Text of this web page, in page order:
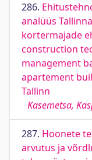
286.
analüüs
kortermajade
construction
management
apartement
Tallinn
Kasemetsa,
287. Hoonete
arvutus ja